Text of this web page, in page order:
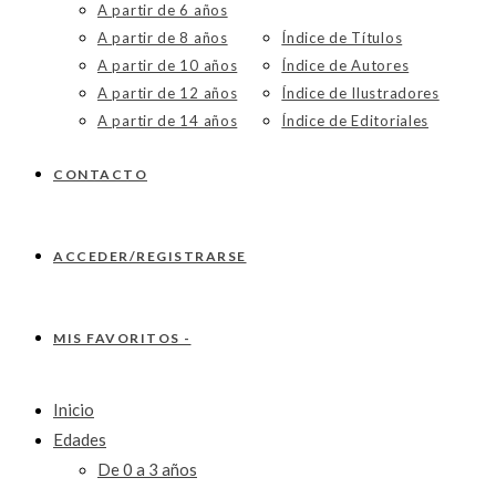
A partir de 6 años
A partir de 8 años
A partir de 10 años
A partir de 12 años
A partir de 14 años
Índice de Títulos
Índice de Autores
Índice de Ilustradores
Índice de Editoriales
CONTACTO
ACCEDER/REGISTRARSE
MIS FAVORITOS -
Inicio
Edades
De 0 a 3 años